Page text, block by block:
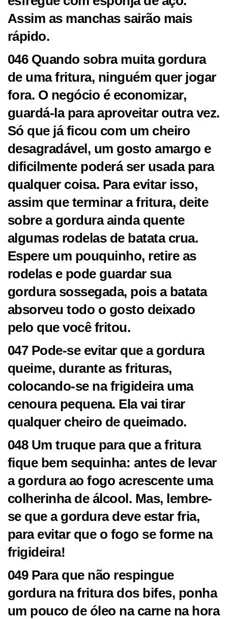
Assim as manchas sairão mais
rápido.
046 Quando sobra muita gordura
de uma fritura, ninguém quer jogar
fora. O negócio é economizar,
guardá-la para aproveitar outra vez.
Só que já ficou com um cheiro
desagradável, um gosto amargo e
dificilmente poderá ser usada para
qualquer coisa. Para evitar isso,
assim que terminar a fritura, deite
sobre a gordura ainda quente
algumas rodelas de batata crua.
Espere um pouquinho, retire as
rodelas e pode guardar sua
gordura sossegada, pois a batata
absorveu todo o gosto deixado
pelo que você fritou.
047 Pode-se evitar que a gordura
queime, durante as frituras,
colocando-se na frigideira uma
cenoura pequena. Ela vai tirar
qualquer cheiro de queimado.
048 Um truque para que a fritura
fique bem sequinha: antes de levar
a gordura ao fogo acrescente uma
colherinha de álcool. Mas, lembre-
se que a gordura deve estar fria,
para evitar que o fogo se forme na
frigideira!
049 Para que não respingue
gordura na fritura dos bifes, ponha
um pouco de óleo na carne na hora